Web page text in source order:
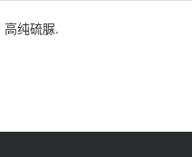
高纯硫脲.